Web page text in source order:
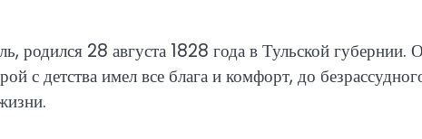
родился 28 августа 1828 года в Тульской губернии.
с детства имел все блага и комфорт, до